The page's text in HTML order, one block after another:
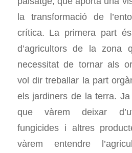
la transformació de
crítica. La primera part
d’agricultors de la zona
necessitat de tornar als
vol dir treballar la part
els jardiners de la terra. Ja
que vàrem deixar
fungicides i altres
vàrem entendre